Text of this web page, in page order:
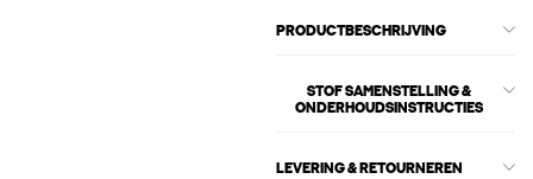
PRODUCTBESCHRIJVING
STOF SAMENSTELLING &
ONDERHOUDSINSTRUCTIES
LEVERING & RETOURNEREN